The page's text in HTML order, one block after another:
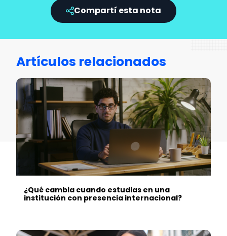
Compartí esta nota
Artículos relacionados
¿Qué cambia cuando estudias en una
institución con presencia internacional?